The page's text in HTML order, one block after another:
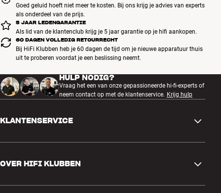
Goed geluid hoeft niet meer te kosten. Bij ons krijg je advies van experts
als onderdeel van de prijs.
5 JAAR LEDENGARANTIE
Als lid van de klantenclub krijg je 5 jaar garantie op je hifi aankopen.
60 DAGEN VOLLEDIG RETOURRECHT
Bij HiFi Klubben heb je 60 dagen de tijd om je nieuwe apparatuur thuis
uit te proberen voordat je een beslissing neemt.
HULP NODIG?
Vraag het een van onze gepassioneerde hi-fi-experts of
neem contact op met de klantenservice. Krijg hulp
KLANTENSERVICE
Ruilen en retourneren
OVER HIFI KLUBBEN